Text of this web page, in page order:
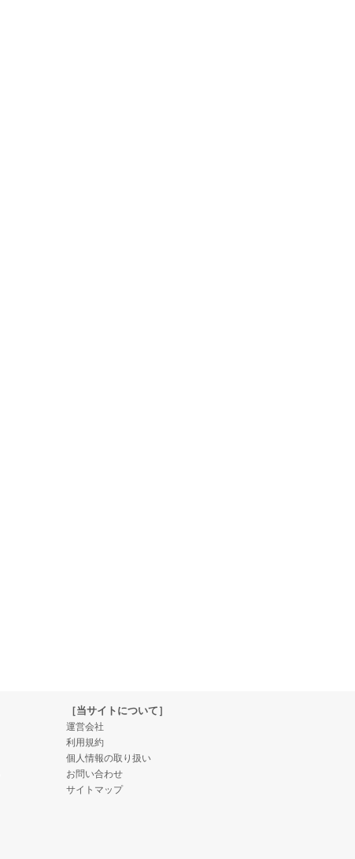
［当サイトについて］
運営会社
利用規約
個人情報の取り扱い
お問い合わせ
サイトマップ